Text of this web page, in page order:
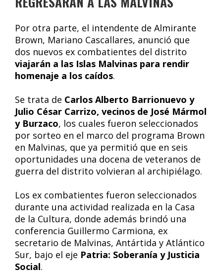
Por otra parte, el intendente de Almirante
Brown, Mariano Cascallares, anunció que
dos nuevos ex combatientes del distrito
viajarán a las Islas Malvinas para rendir
homenaje a los caídos.
Se trata de Carlos Alberto Barrionuevo y
Julio César Carrizo, vecinos de José Mármol
y Burzaco, los cuales fueron seleccionados
por sorteo en el marco del programa Brown
en Malvinas, que ya permitió que en seis
oportunidades una docena de veteranos de
guerra del distrito volvieran al archipiélago.
Los ex combatientes fueron seleccionados
durante una actividad realizada en la Casa
de la Cultura, donde además brindó una
conferencia Guillermo Carmiona, ex
secretario de Malvinas, Antártida y Atlántico
Sur, bajo el eje Patria: Soberanía y Justicia
Social.